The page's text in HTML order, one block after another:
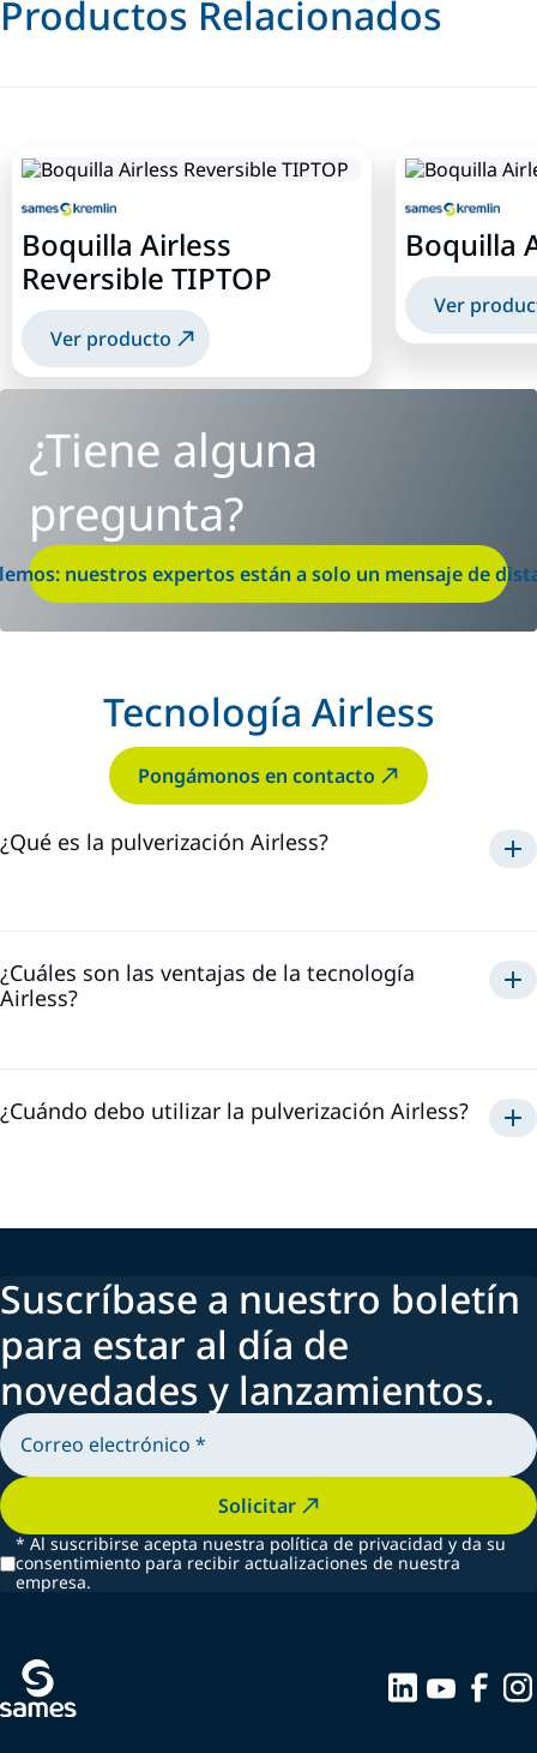
Productos Relacionados
Boquilla Airless
Reversible TIPTOP
Ver producto
Boquilla
Ver
¿Tiene alguna
pregunta?
nuestros expertos están a solo un mensaje de
Tecnología Airless
Pongámonos en contacto
¿Qué es la pulverización Airless?
¿Cuáles son las ventajas de la tecnología
Airless?
rápida
¿Cuándo debo utilizar la pulverización Airless?
Suscríbase a nuestro boletín
para estar al día de
novedades y lanzamientos.
Solicitar
* Al suscribirse acepta nuestra política de privacidad y da su
consentimiento para recibir actualizaciones de nuestra
empresa.